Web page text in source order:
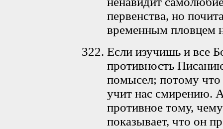
первенства, но
временным пловцем
Если изучишь и все
противность
помысел; потому что
учит нас смирению.
противное тому,
показывает, что он